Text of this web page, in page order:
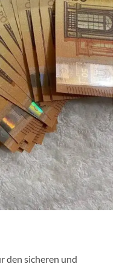
den sicheren und